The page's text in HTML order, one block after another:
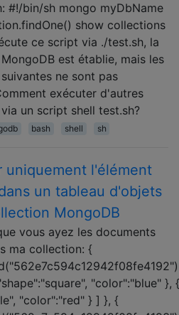
#!/bin/sh mongo myDbName
show collections
ce script via ./test.sh, la
est établie, mais les
ne sont pas
exécuter d'autres
un script shell test.sh?
bash shell sh
uniquement l'élément
un tableau d'objets
MongoDB
vous ayez les documents
ma collection: {
"color":"blue" }, {
"color":"red" } ] }, {